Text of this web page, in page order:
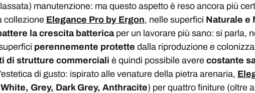
manutenzione: ma questo aspetto è reso ancora più
collezione Elegance Pro by Ergon, nelle superfici Naturale e
la crescita battericaper un lavorare più sano: si parla,
perennemente protette dalla riproduzione e
di strutture commerciali è quindi possibile avere costante
di gusto: ispirato alle venature della pietra arenaria,
Grey, Dark Grey, Anthracite) per quattro finiture (oltre